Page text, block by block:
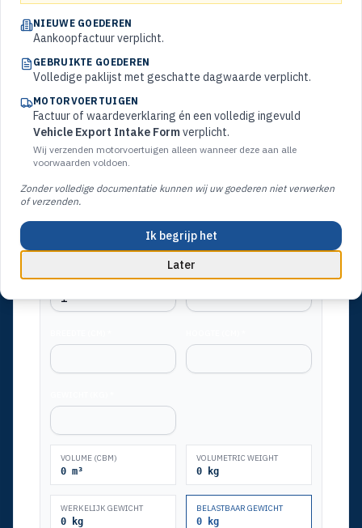
SERVICE*
Sea Freight
DESTINATION*
Kies type zending
AFMETINGEN & GEWICHT * (VERPLICHT)
LENGTE (CM) *
VOLUME (CBM)
0 m³
VOLUMETRIC WEIGHT
0 kg
WERKELIJK GEWICHT
0 kg
BELASTBAAR GEWICHT
0 kg
NIEUWE GOEDEREN
Aankoopfactuur verplicht.
GEBRUIKTE GOEDEREN
Volledige paklijst met geschatte dagwaarde verplicht.
MOTORVOERTUIGEN
Factuur of waardeverklaring én een volledig ingevuld
Vehicle Export Intake Formverplicht.
Wij verzenden motorvoertuigen alleen wanneer deze aan alle
voorwaarden voldoen.
Zonder volledige documentatie kunnen wij uw goederen niet verwerken
of verzenden.
Later
Ik begrijp het